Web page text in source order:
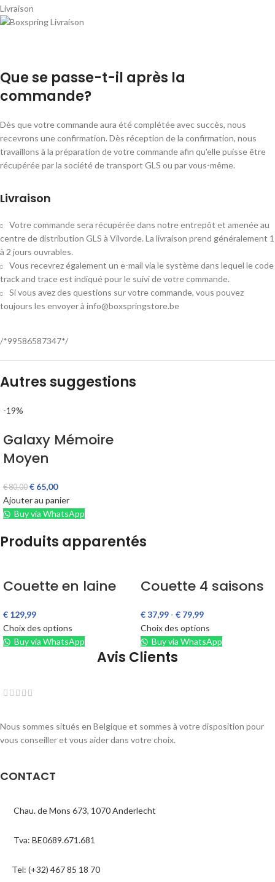
Livraison
Que se passe-t-il après la
commande?
Dès que votre commande aura été complétée avec succès, nous
recevrons une confirmation. Dès réception de la confirmation, nous
travaillons à la préparation de votre commande afin qu'elle puisse être
récupérée par la société de transport GLS ou par vous-même.
Livraison
Votre commande sera récupérée dans notre entrepôt et amenée au
centre de distribution GLS à Vilvorde. La livraison prend généralement 1
à 2 jours ouvrables.
Vous recevrez également un e-mail via le système dans lequel le code
track and trace est indiqué pour le suivi de votre commande.
Si vous avez des questions sur votre commande, vous pouvez
toujours les envoyer à info@boxspringstore.be
/*99586587347*/
Autres suggestions
-19%
Galaxy Mémoire
Moyen
€80,00 € 65,00
Ajouter au panier
Buy via WhatsApp
Produits apparentés
Couette en laine
€ 129,99
Choix des options
Buy via WhatsApp
Couette 4 saisons
€37,99 - € 79,99
Choix des options
Buy via WhatsApp
Avis Clients
Nous sommes situés en Belgique et sommes à votre disposition pour
vous conseiller et vous aider dans votre choix.
CONTACT
Chau. de Mons 673, 1070 Anderlecht
Tva: BE0689.671.681
Tel: (+32) 467 85 18 70